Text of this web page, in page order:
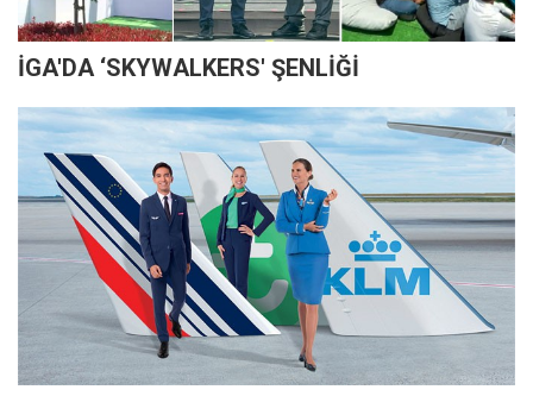
İGA'DA ‘SKYWALKERS' ŞENLİĞİ